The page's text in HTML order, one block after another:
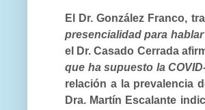
El Dr. González Franco,
presencialidad para
el
Dr. Casado Cerrada
que ha supuesto la
relación a la prevalencia
Dra. Martín Escalante